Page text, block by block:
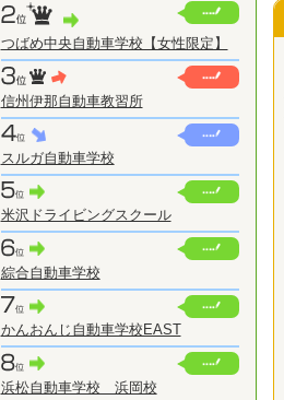
つばめ中央自動車学校【女性限定】
信州伊那自動車教習所
スルガ自動車学校
米沢ドライビングスクール
綜合自動車学校
かんおんじ自動車学校EAST
浜松自動車学校 浜岡校